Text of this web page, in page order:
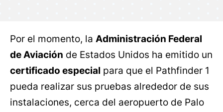
Por el momento, la Administración Federal
de Aviación de Estados Unidos ha emitido un
certificado especial para que el Pathfinder 1
pueda realizar sus pruebas alrededor de sus
instalaciones, cerca del aeropuerto de Palo